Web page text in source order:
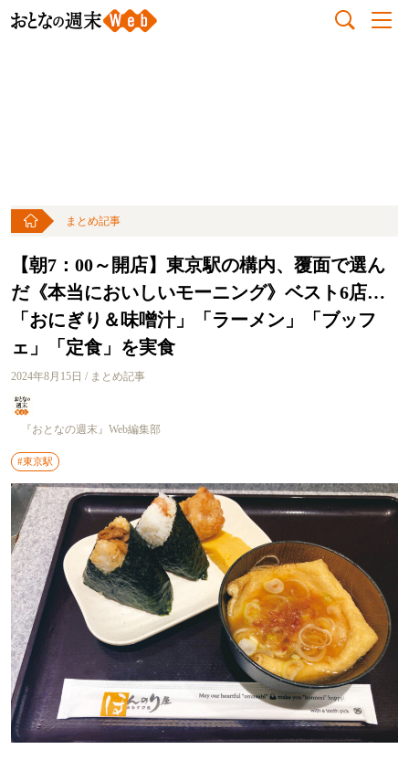
まとめ記事
【朝7：00～開店】東京駅の構内、覆面で選ん
だ《本当においしいモーニング》ベスト6店…
「おにぎり＆味噌汁」「ラーメン」「ブッフ
ェ」「定食」を実食
2024年8月15日 / まとめ記事
『おとなの週末』Web編集部
#東京駅